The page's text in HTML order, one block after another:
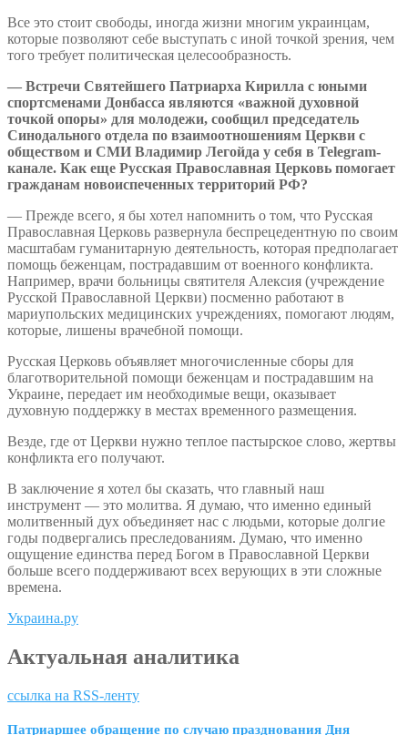
Все это стоит свободы, иногда жизни многим украинцам,
которые позволяют себе выступать с иной точкой зрения, чем
того требует политическая целесообразность.
— Встречи Святейшего Патриарха Кирилла с юными
спортсменами Донбасса являются «важной духовной
точкой опоры» для молодежи, сообщил председатель
Синодального отдела по взаимоотношениям Церкви с
обществом и СМИ Владимир Легойда у себя в Telegram-
канале. Как еще Русская Православная Церковь помогает
гражданам новоиспеченных территорий РФ?
— Прежде всего, я бы хотел напомнить о том, что Русская
Православная Церковь развернула беспрецедентную по своим
масштабам гуманитарную деятельность, которая предполагает
помощь беженцам, пострадавшим от военного конфликта.
Например, врачи больницы святителя Алексия (учреждение
Русской Православной Церкви) посменно работают в
мариупольских медицинских учреждениях, помогают людям,
которые, лишены врачебной помощи.
Русская Церковь объявляет многочисленные сборы для
благотворительной помощи беженцам и пострадавшим на
Украине, передает им необходимые вещи, оказывает
духовную поддержку в местах временного размещения.
Везде, где от Церкви нужно теплое пастырское слово, жертвы
конфликта его получают.
В заключение я хотел бы сказать, что главный наш
инструмент — это молитва. Я думаю, что именно единый
молитвенный дух объединяет нас с людьми, которые долгие
годы подвергались преследованиям. Думаю, что именно
ощущение единства перед Богом в Православной Церкви
больше всего поддерживают всех верующих в эти сложные
времена.
Украина.ру
Актуальная аналитика
ссылка на RSS-ленту
Патриаршее обращение по случаю празднования Дня